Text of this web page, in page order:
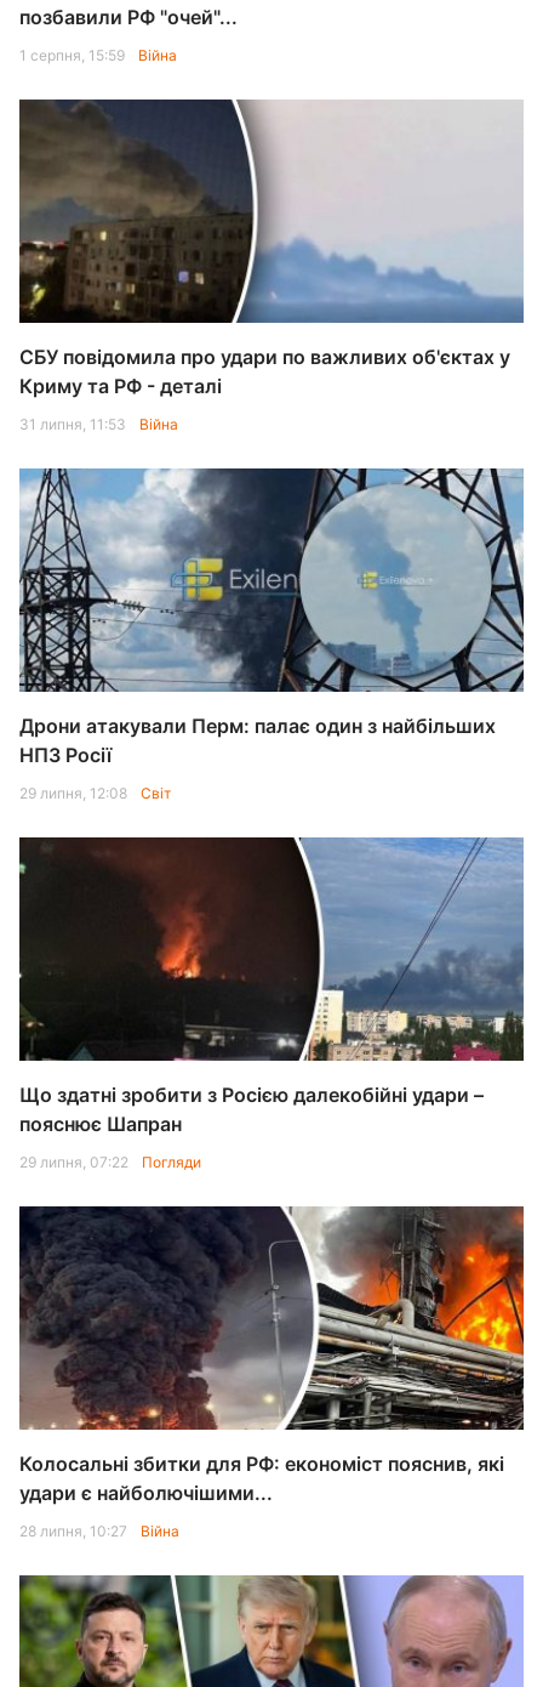
позбавили РФ "очей"...
1 серпня, 15:59 Війна
СБУ повідомила про удари по важливих об'єктах у
Криму та РФ - деталі
31 липня, 11:53 Війна
Дрони атакували Перм: палає один з найбільших
НПЗ Росії
29 липня, 12:08 Світ
Що здатні зробити з Росією далекобійні удари –
пояснює Шапран
29 липня, 07:22 Погляди
Колосальні збитки для РФ: економіст пояснив, які
удари є найболючішими...
28 липня, 10:27 Війна